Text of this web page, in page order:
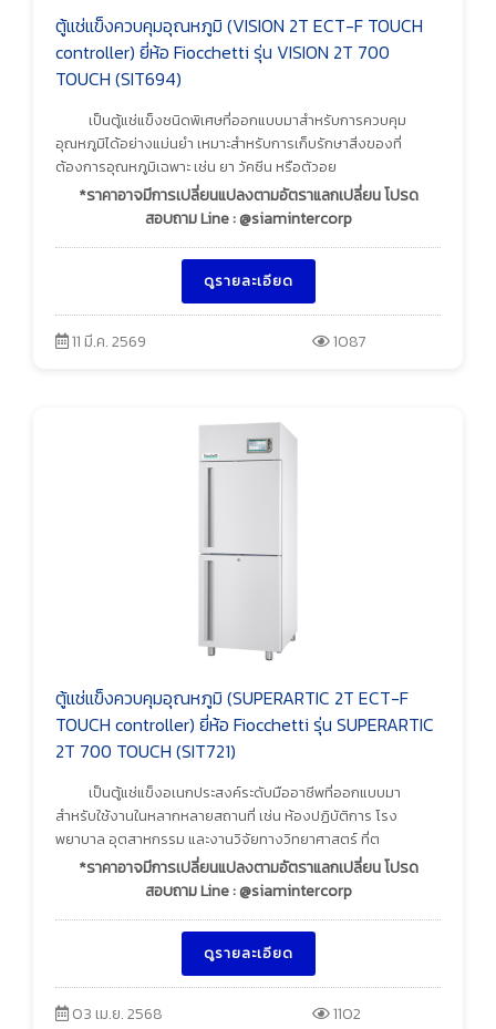
ตู้แช่แข็งควบคุมอุณหภูมิ (VISION 2T ECT-F TOUCH
controller) ยี่ห้อ Fiocchetti รุ่น VISION 2T 700
TOUCH (SIT694)
เป็นตู้แช่แข็งชนิดพิเศษที่ออกแบบมาสำหรับการควบคุม
อุณหภูมิได้อย่างแม่นยำ เหมาะสำหรับการเก็บรักษาสิ่งของที่
ต้องการอุณหภูมิเฉพาะ เช่น ยา วัคซีน หรือตัวอย
*ราคาอาจมีการเปลี่ยนแปลงตามอัตราแลกเปลี่ยน โปรด
สอบถาม Line : @siamintercorp
ดูรายละเอียด
11 มี.ค. 2569 1087
ตู้แช่แข็งควบคุมอุณหภูมิ (SUPERARTIC 2T ECT-F
TOUCH controller) ยี่ห้อ Fiocchetti รุ่น SUPERARTIC
2T 700 TOUCH (SIT721)
เป็นตู้แช่แข็งอเนกประสงค์ระดับมืออาชีพที่ออกแบบมา
สำหรับใช้งานในหลากหลายสถานที่ เช่น ห้องปฏิบัติการ โรง
พยาบาล อุตสาหกรรม และงานวิจัยทางวิทยาศาสตร์ ที่ต
*ราคาอาจมีการเปลี่ยนแปลงตามอัตราแลกเปลี่ยน โปรด
สอบถาม Line : @siamintercorp
ดูรายละเอียด
03 เม.ย. 2568 1102